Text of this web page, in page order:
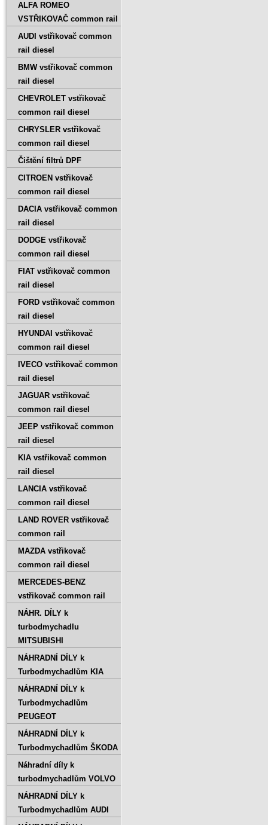
ALFA ROMEO
VSTŘIKOVAČ common rail
AUDI vstřikovač common
rail diesel
BMW vstřikovač common
rail diesel
CHEVROLET vstřikovač
common rail diesel
CHRYSLER vstřikovač
common rail diesel
Čištění filtrů DPF
CITROEN vstřikovač
common rail diesel
DACIA vstřikovač common
rail diesel
DODGE vstřikovač
common rail diesel
FIAT vstřikovač common
rail diesel
FORD vstřikovač common
rail diesel
HYUNDAI vstřikovač
common rail diesel
IVECO vstřikovač common
rail diesel
JAGUAR vstřikovač
common rail diesel
JEEP vstřikovač common
rail diesel
KIA vstřikovač common
rail diesel
LANCIA vstřikovač
common rail diesel
LAND ROVER vstřikovač
common rail
MAZDA vstřikovač
common rail diesel
MERCEDES-BENZ
vstřikovač common rail
NÁHR. DÍLY k
turbodmychadlu
MITSUBISHI
NÁHRADNÍ DÍLY k
Turbodmychadlům KIA
NÁHRADNÍ DÍLY k
Turbodmychadlům
PEUGEOT
NÁHRADNÍ DÍLY k
Turbodmychadlům ŠKODA
Náhradní díly k
turbodmychadlům VOLVO
NÁHRADNÍ DÍLY k
Turbodmychadlům AUDI